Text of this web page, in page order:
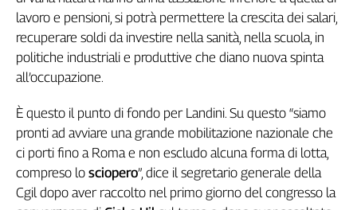
Liguria
Lombardia
Marche
Piemonte
Puglia
Sardegna
Sicilia
Toscana
Trentino
Umbria
lavoro e pensioni, si potrà permettere la crescita dei salari,
recuperare soldi da investire nella sanità, nella scuola, in
politiche industriali e produttive che diano nuova spinta
all’occupazione.
È questo il punto di fondo per Landini. Su questo “siamo
pronti ad avviare una grande mobilitazione nazionale che
ci porti fino a Roma e non escludo alcuna forma di lotta,
compreso lo sciopero”, dice il segretario generale della
Cgil dopo aver raccolto nel primo giorno del congresso la